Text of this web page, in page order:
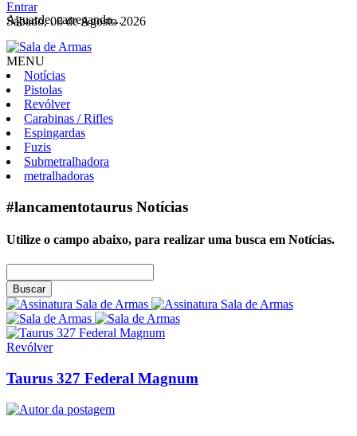
Aguarde, carregando...
Entrar
Sábado, 08 de Agosto 2026
MENU
Notícias
Pistolas
Revólver
Carabinas / Rifles
Espingardas
Fuzis
Submetralhadora
metralhadoras
#lancamentotaurus Notícias
Utilize o campo abaixo, para realizar uma busca em Notícias.
Buscar
Revólver
Taurus 327 Federal Magnum